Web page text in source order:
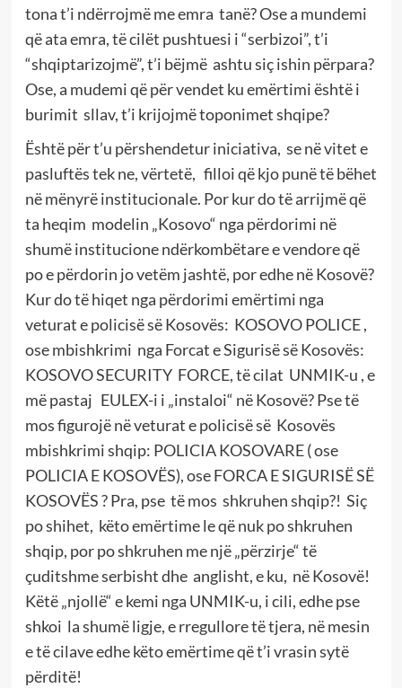
tona t’i ndërrojmë me emra tanë? Ose a mundemi
që ata emra, të cilët pushtuesi i “serbizoi”, t’i
“shqiptarizojmë”, t’i bëjmë ashtu siç ishin përpara?
Ose, a mudemi që për vendet ku emërtimi është i
burimit sllav, t’i krijojmë toponimet shqipe?
Është për t’u përshendetur iniciativa, se në vitet e
pasluftës tek ne, vërtetë, filloi që kjo punë të bëhet
në mënyrë institucionale. Por kur do të arrijmë që
ta heqim modelin „Kosovo“ nga përdorimi në
shumë institucione ndërkombëtare e vendore që
po e përdorin jo vetëm jashtë, por edhe në Kosovë?
Kur do të hiqet nga përdorimi emërtimi nga
veturat e policisë së Kosovës: KOSOVO POLICE ,
ose mbishkrimi nga Forcat e Sigurisë së Kosovës:
KOSOVO SECURITY FORCE, të cilat UNMIK-u , e
më pastaj EULEX-i i „instaloi“ në Kosovë? Pse të
mos figurojë në veturat e policisë së Kosovës
mbishkrimi shqip: POLICIA KOSOVARE ( ose
POLICIA E KOSOVËS), ose FORCA E SIGURISË SË
KOSOVËS ? Pra, pse të mos shkruhen shqip?! Siç
po shihet, këto emërtime le që nuk po shkruhen
shqip, por po shkruhen me një „përzirje“ të
çuditshme serbisht dhe anglisht, e ku, në Kosovë!
Këtë „njollë“ e kemi nga UNMIK-u, i cili, edhe pse
shkoi la shumë ligje, e rregullore të tjera, në mesin
e të cilave edhe këto emërtime që t’i vrasin sytë
përditë!